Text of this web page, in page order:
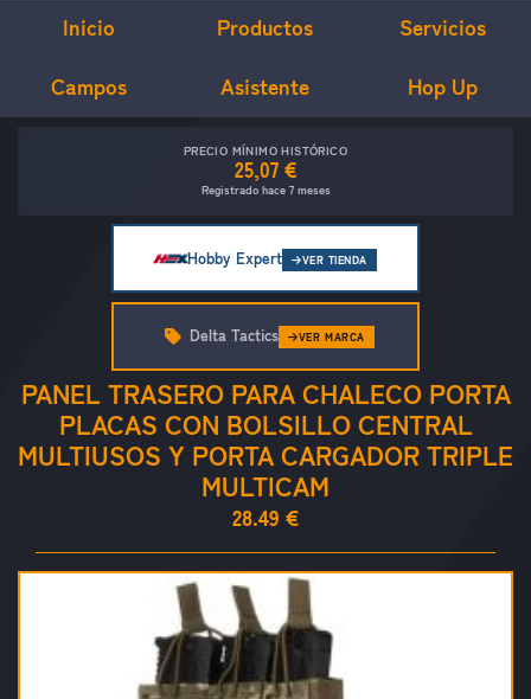
Inicio Productos Servicios
Campos Asistente Hop Up
PRECIO MÍNIMO HISTÓRICO
25,07 €
Registrado hace 7 meses
Hobby Expert VER TIENDA
PANEL TRASERO PARA CHALECO PORTA
PLACAS CON BOLSILLO CENTRAL
MULTIUSOS Y PORTA CARGADOR TRIPLE
MULTICAM
28.49 €
Delta Tactics VER MARCA